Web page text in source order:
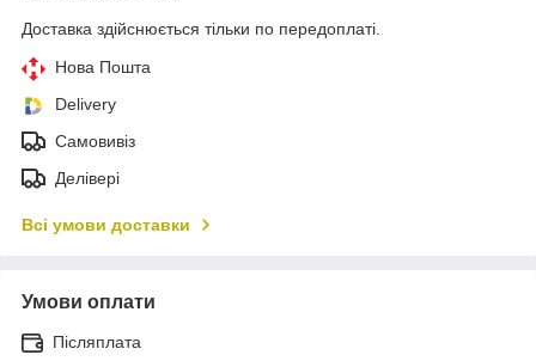
Доставка здійснюється тільки по передоплаті.
Нова Пошта
Delivery
Самовивіз
Делівері
Всі умови доставки
Умови оплати
Післяплата